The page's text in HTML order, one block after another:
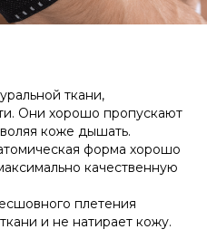
ткани,
Они хорошо пропускают
коже дышать.
форма хорошо
качественную
плетения
и не натирает кожу.